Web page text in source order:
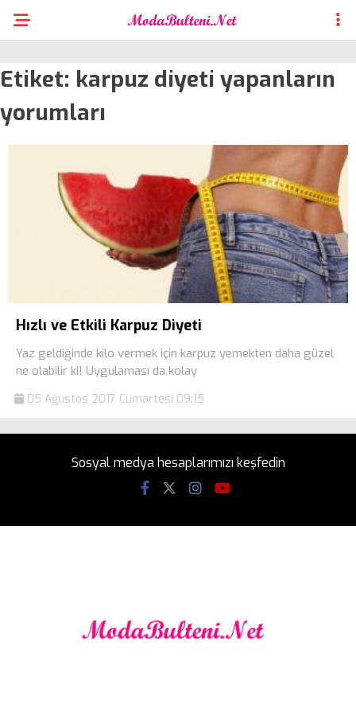
Etiket: karpuz diyeti yapanların
yorumları
Hızlı ve Etkili Karpuz Diyeti
Yaz geldiğinde kilo vermek için karpuz yemekten daha güzel
ne olabilir ki! Uygulaması da kolay
05 Ağustos 2017 Cumartesi 09:15
Sosyal medya hesaplarımızı keşfedin